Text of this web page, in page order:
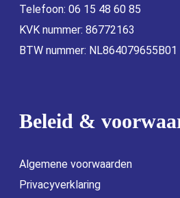
Telefoon: 06 15 48 60 85
KVK nummer: 86772163
BTW nummer: NL864079655B01
Beleid &
Algemene voorwaarden
Privacyverklaring